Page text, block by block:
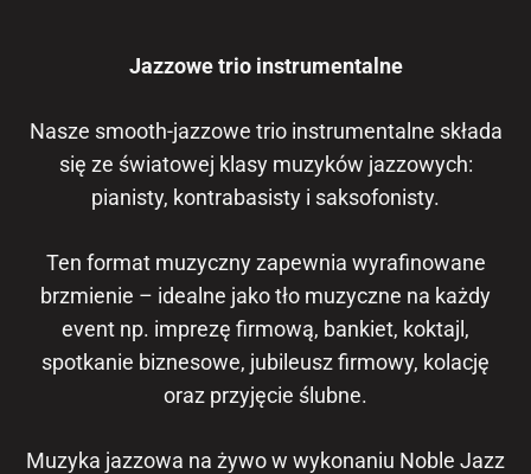
Jazzowe trio instrumentalne
Nasze smooth-jazzowe trio instrumentalne składa
się ze światowej klasy muzyków jazzowych:
pianisty, kontrabasisty i saksofonisty.
Ten format muzyczny zapewnia wyrafinowane
brzmienie – idealne jako tło muzyczne na każdy
event np. imprezę firmową, bankiet, koktajl,
spotkanie biznesowe, jubileusz firmowy, kolację
oraz przyjęcie ślubne.
Muzyka jazzowa na żywo w wykonaniu Noble Jazz